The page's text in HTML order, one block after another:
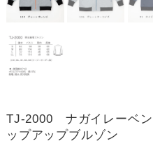
TJ-2000 ナガイレーベ
ップアップブルゾン